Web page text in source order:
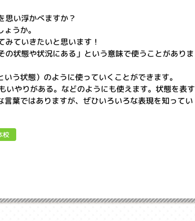
思い浮かべますか？
うか。
ていきたいと思います！
状態や状況にある」という意味で使うことがありま
う状態）のように使っていくことができます。
やりがある。などのようにも使えます。状態を表す
葉ではありますが、ぜひいろいろな表現を知ってい
校